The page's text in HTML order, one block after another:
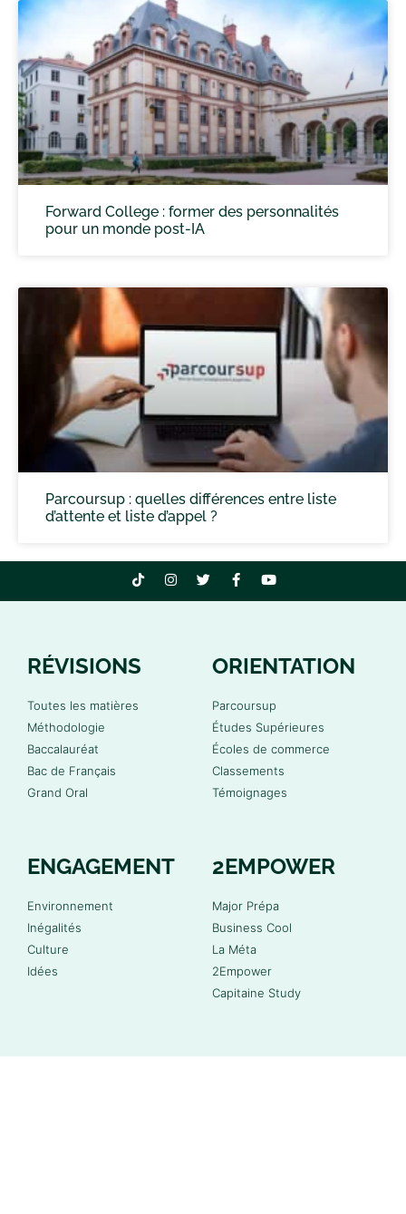
Forward College : former des personnalités
pour un monde post-IA
Parcoursup : quelles différences entre liste
d’attente et liste d’appel ?
RÉVISIONS
Toutes les matières
Méthodologie
Baccalauréat
Bac de Français
Grand Oral
ORIENTATION
Parcoursup
Études Supérieures
Écoles de commerce
Classements
Témoignages
ENGAGEMENT
Environnement
Inégalités
Culture
Idées
2EMPOWER
Major Prépa
Business Cool
La Méta
2Empower
Capitaine Study